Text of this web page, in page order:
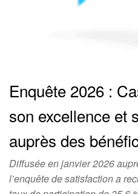
Enquête 2026 :
son excellence et
auprès des
Diffusée en janvier 2026
l’enquête de satisfaction a